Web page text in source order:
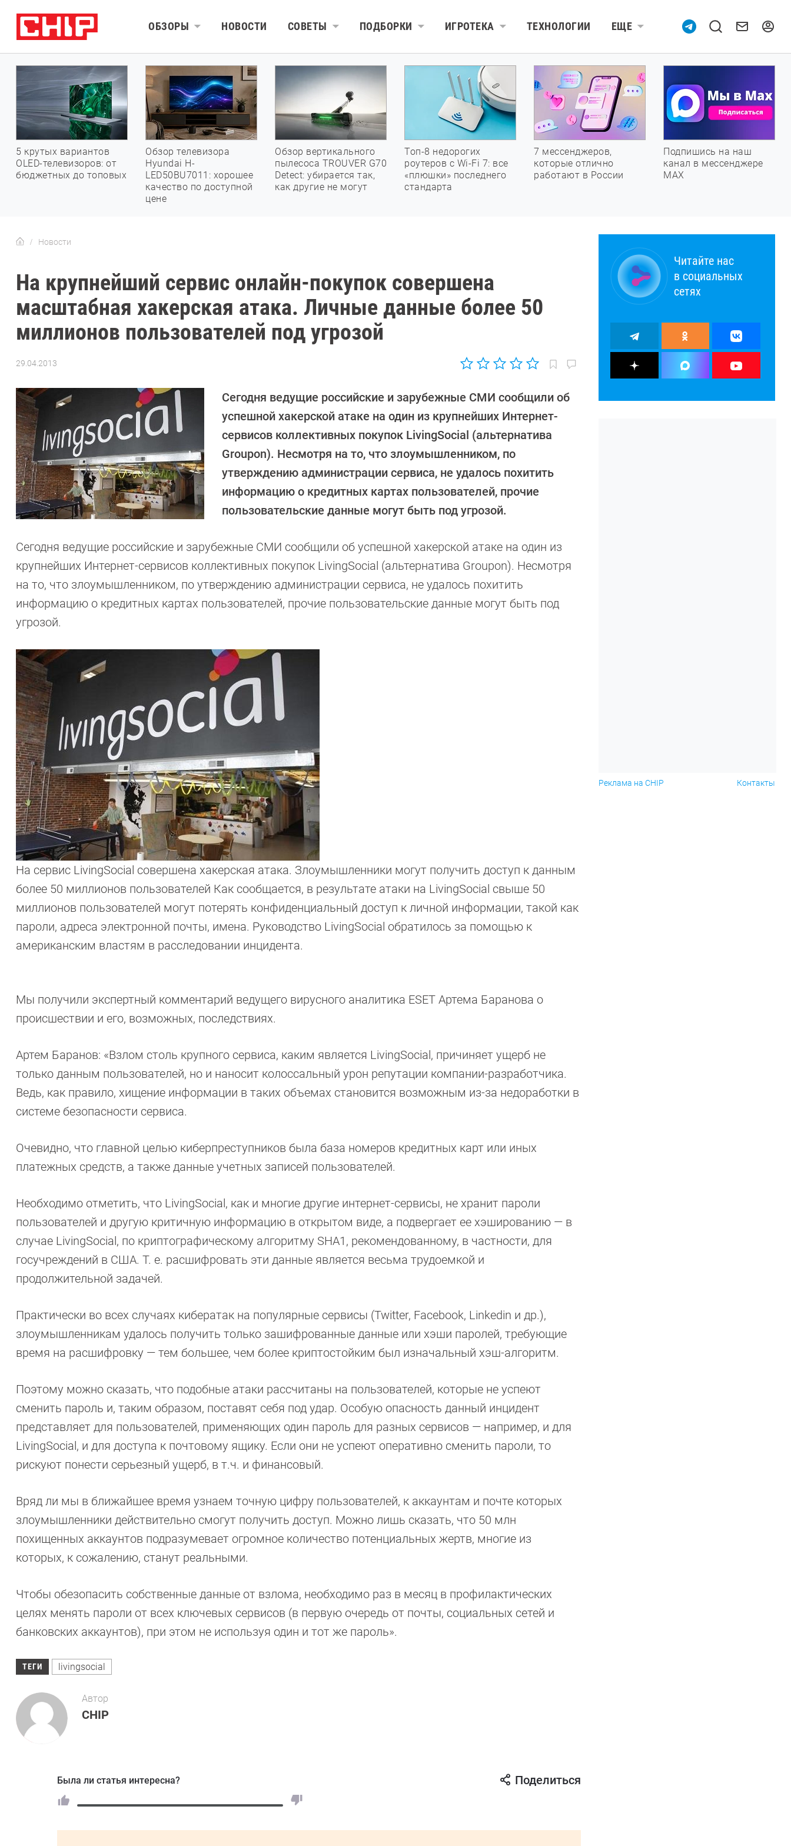
ОБЗОРЫ НОВОСТИ СОВЕТЫ ПОДБОРКИ ИГРОТЕКА ТЕХНОЛОГИИ ЕЩЕ
5 крутых вариантов
OLED-телевизоров: от
бюджетных до топовых
Обзор телевизора
Hyundai H-
LED50BU7011: хорошее
качество по доступной
цене
Обзор вертикального
пылесоса TROUVER G70
Detect: убирается так,
как другие не могут
Топ-8 недорогих
роутеров с Wi-Fi 7: все
«плюшки» последнего
стандарта
7 мессенджеров,
которые отлично
работают в России
Подпишись на наш
канал в мессенджере
МАХ
Новости
На крупнейший сервис онлайн-покупок совершена
масштабная хакерская атака. Личные данные более 50
миллионов пользователей под угрозой
29.04.2013
Сегодня ведущие российские и зарубежные СМИ сообщили об
успешной хакерской атаке на один из крупнейших Интернет-
сервисов коллективных покупок LivingSocial (альтернатива
Groupon). Несмотря на то, что злоумышленником, по
утверждению администрации сервиса, не удалось похитить
информацию о кредитных картах пользователей, прочие
пользовательские данные могут быть под угрозой.
Сегодня ведущие российские и зарубежные СМИ сообщили об успешной хакерской атаке на один из
крупнейших Интернет-сервисов коллективных покупок LivingSocial (альтернатива Groupon). Несмотря
на то, что злоумышленником, по утверждению администрации сервиса, не удалось похитить
информацию о кредитных картах пользователей, прочие пользовательские данные могут быть под
угрозой.
На сервис LivingSocial совершена хакерская атака. Злоумышленники могут получить доступ к данным
более 50 миллионов пользователей Как сообщается, в результате атаки на LivingSocial свыше 50
миллионов пользователей могут потерять конфиденциальный доступ к личной информации, такой как
пароли, адреса электронной почты, имена. Руководство LivingSocial обратилось за помощью к
американским властям в расследовании инцидента.
Мы получили экспертный комментарий ведущего вирусного аналитика ESET Артема Баранова о
происшествии и его, возможных, последствиях.
Артем Баранов: «Взлом столь крупного сервиса, каким является LivingSocial, причиняет ущерб не
только данным пользователей, но и наносит колоссальный урон репутации компании-разработчика.
Ведь, как правило, хищение информации в таких объемах становится возможным из-за недоработки в
системе безопасности сервиса.
Очевидно, что главной целью киберпреступников была база номеров кредитных карт или иных
платежных средств, а также данные учетных записей пользователей.
Необходимо отметить, что LivingSocial, как и многие другие интернет-сервисы, не хранит пароли
пользователей и другую критичную информацию в открытом виде, а подвергает ее хэшированию — в
случае LivingSocial, по криптографическому алгоритму SHA1, рекомендованному, в частности, для
госучреждений в США. Т. е. расшифровать эти данные является весьма трудоемкой и
продолжительной задачей.
Практически во всех случаях кибератак на популярные сервисы (Twitter, Facebook, Linkedin и др.),
злоумышленникам удалось получить только зашифрованные данные или хэши паролей, требующие
время на расшифровку — тем большее, чем более криптостойким был изначальный хэш-алгоритм.
Поэтому можно сказать, что подобные атаки рассчитаны на пользователей, которые не успеют
сменить пароль и, таким образом, поставят себя под удар. Особую опасность данный инцидент
представляет для пользователей, применяющих один пароль для разных сервисов — например, и для
LivingSocial, и для доступа к почтовому ящику. Если они не успеют оперативно сменить пароли, то
рискуют понести серьезный ущерб, в т.ч. и финансовый.
Вряд ли мы в ближайшее время узнаем точную цифру пользователей, к аккаунтам и почте которых
злоумышленники действительно смогут получить доступ. Можно лишь сказать, что 50 млн
похищенных аккаунтов подразумевает огромное количество потенциальных жертв, многие из
которых, к сожалению, станут реальными.
Чтобы обезопасить собственные данные от взлома, необходимо раз в месяц в профилактических
целях менять пароли от всех ключевых сервисов (в первую очередь от почты, социальных сетей и
банковских аккаунтов), при этом не используя один и тот же пароль».
ТЕГИ livingsocial
Автор
CHIP
Была ли статья интересна? Поделиться
Читайте нас
в социальных
сетях
Реклама на CHIP Контакты